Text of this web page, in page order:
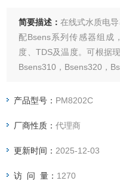
简要描述：在线式水质电
配Bsens系列传感器组成
度、TDS及温度。可根据
Bsens310，Bsens320，
水、纯水、污废水、河流湖
产品型号： PM8202C
厂商性质：代理商
更新时间： 2025-12-03
访 问 量： 1270